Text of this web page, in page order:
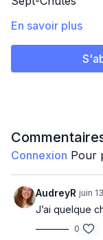
Inscription en
https://
Lieu de
Départ:10h00
Quoi apporter?
Ta bouteille
Ta collation;
En savoir plus
Connexion Pour
AudreyR juin 13
J’ai quelque
0